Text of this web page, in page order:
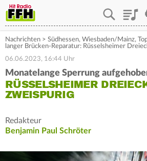
Nachrichten > Südhessen, Wiesbaden/Mainz,
langer Brücken-Reparatur: Rüsselsheimer
06.06.2023, 16:44 Uhr
Monatelange Sperrung
RÜSSELSHEIMER
ZWEISPURIG
Redakteur
Benjamin Paul Schröter